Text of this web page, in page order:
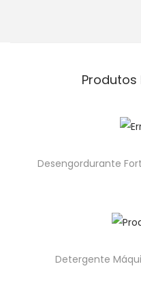
Produtos
Desengordurante
Detergente